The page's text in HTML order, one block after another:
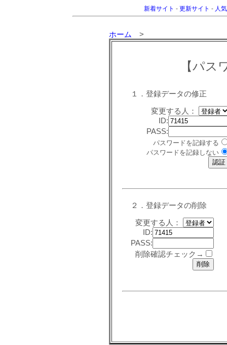
新着サイト - 更新サイト - 人
ホーム >
【パス
１．登録データの修正
変更する人：
ID:
PASS:
パスワードを記録する
パスワードを記録しない
２．登録データの削除
変更する人：
ID:
PASS:
削除確認チェック→